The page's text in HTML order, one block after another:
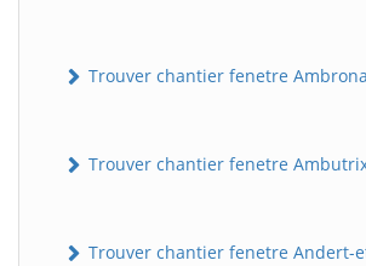
Trouver chantier fenetre
Trouver chantier fenetre
Trouver chantier fenetre Andert-